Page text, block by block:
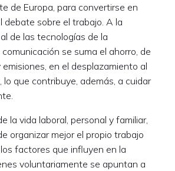
de Europa, para convertirse en
debate sobre el trabajo. A la
de las tecnologías de la
se suma el ahorro, de
en el desplazamiento al
lo que contribuye, además, a cuidar
la vida laboral, personal y familiar,
organizar mejor el propio trabajo
factores que influyen en la
voluntariamente se apuntan a